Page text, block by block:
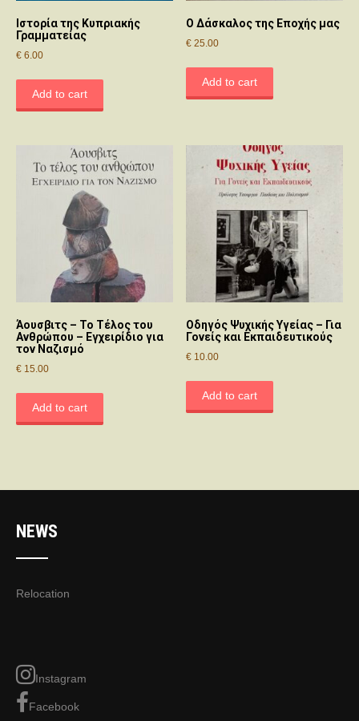
Ιστορία της Κυπριακής
Γραμματείας
€ 6.00
Add to cart
Ο Δάσκαλος της Εποχής μας
€ 25.00
Add to cart
Άουσβιτς – Το Τέλος του
Ανθρώπου – Εγχειρίδιο για
τον Ναζισμό
€ 15.00
Add to cart
Οδηγός Ψυχικής Υγείας – Για
Γονείς και Εκπαιδευτικούς
€ 10.00
Add to cart
NEWS
Relocation
Instagram
Facebook